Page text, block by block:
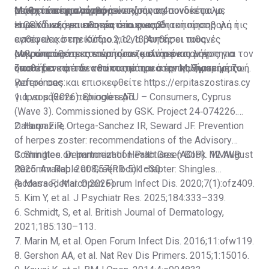
μπορεί να περιλαμβάνουν κόπωση, πονοκέφαλο,
πυρετό και ευαισθησία στο φως.2
συνεχιστεί για μήνες ή και χρόνια.4
περιπτώσεις και μπορεί επίσης να συνδέεται με
επικίνδυνες επιπλοκές όπως καρδιακή προσβολή ή
εγκεφαλικό επεισόδιο.2,12,13 Αυτές οι πιθανές
μακροπρόθεσμες επιπτώσεις είναι ένας λόγος για τον
οποίο δεν πρέπει να υποτιμάται ο έρπης ζωστήρας.
Μάθετε περισσότερα
Η GSK διεξάγει εκστρατεία ευαισθητοποίησης για τις
ασθένειες στην Κύπρο για να βοηθήσει τους
ανθρώπους να κατανοήσουν καλύτερα τον έρπητα
ζωστήρα και τον αντίκτυπό του στην καθημερινή ζωή.
Μην υποτιμάτε τον έρπητα ζωστήρα και μην
υποθέτετε ότι δεν θα σας επηρεάσει. Μιλήστε με το
γιατρό σας και επισκεφθείτε https://erpitaszostiras.cy
για να μάθετε περισσότερα.
References:
1. Ipsos (2026). Shingles ATU – Consumers, Cyprus
(Wave 3). Commissioned by GSK. Project 24‑074226.
Data on File.
2. Harpaz R, Ortega-Sanchez IR, Seward JF. Prevention
of herpes zoster: recommendations of the Advisory
Committee on Immunization Practices (ACIP). MMWR
Recomm Rep. 2008;57(RR-5):1–30.
3. Shingles. Department of Health Green Book. 12 August
2025. Available at:Green book chapter: Shingles
(accessed March 2026).
4. Marra F, et al. Open Forum Infect Dis. 2020;7(1):ofz409.
5. Kim Y, et al. J Psychiatr Res. 2025;184:333–339.
6. Schmidt, S, et al. British Journal of Dermatology,
2021;185:130–113.
7. Marin M, et al. Open Forum Infect Dis. 2016;11:ofw119.
8. Gershon AA, et al. Nat Rev Dis Primers. 2015;1:15016.